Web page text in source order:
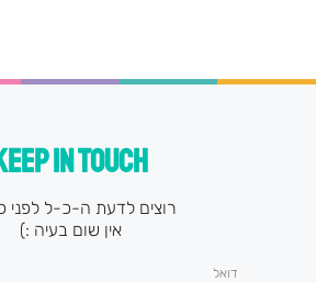
IN TOUCH
רוצים לדעת ה-כ-ל לפני
אין שום בעיה :)
דואל